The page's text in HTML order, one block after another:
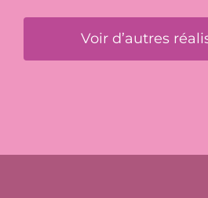
Voir d’autres